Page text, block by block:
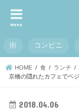
menu
街 コンビニ
HOME 食
ランチ
京橋の隠れたカフェでベ
2018.04.06